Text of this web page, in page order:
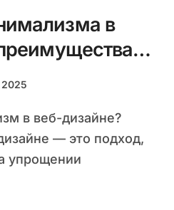
в
— это подход,
упрощении